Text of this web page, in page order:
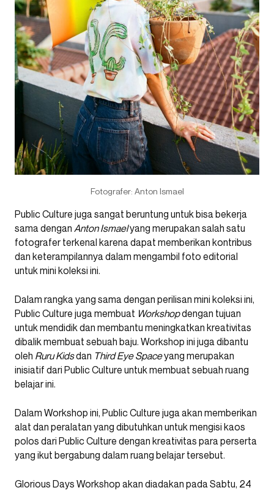
Fotografer: Anton Ismael
Public Culture juga sangat beruntung untuk bisa bekerja
sama dengan Anton Ismaelyang merupakan salah satu
fotografer terkenal karena dapat memberikan kontribus
dan keterampilannya dalam mengambil foto editorial
untuk mini koleksi ini.
Dalam rangka yang sama dengan perilisan mini koleksi ini,
Public Culture juga membuat Workshopdengan tujuan
untuk mendidik dan membantu meningkatkan kreativitas
dibalik membuat sebuah baju. Workshop ini juga dibantu
oleh Ruru Kidsdan Third Eye Spaceyang merupakan
inisiatif dari Public Culture untuk membuat sebuah ruang
belajar ini.
Dalam Workshop ini, Public Culture juga akan memberikan
alat dan peralatan yang dibutuhkan untuk mengisi kaos
polos dari Public Culture dengan kreativitas para perserta
yang ikut bergabung dalam ruang belajar tersebut.
Glorious Days Workshop akan diadakan pada Sabtu, 24